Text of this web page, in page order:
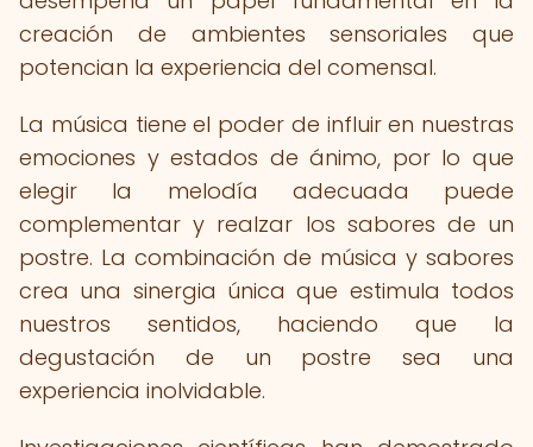
creación de ambientes sensoriales que
potencian la experiencia del comensal.
La música tiene el poder de influir en nuestras
emociones y estados de ánimo, por lo que
elegir la melodía adecuada puede
complementar y realzar los sabores de un
postre. La combinación de música y sabores
crea una sinergia única que estimula todos
nuestros sentidos, haciendo que la
degustación de un postre sea una
experiencia inolvidable.